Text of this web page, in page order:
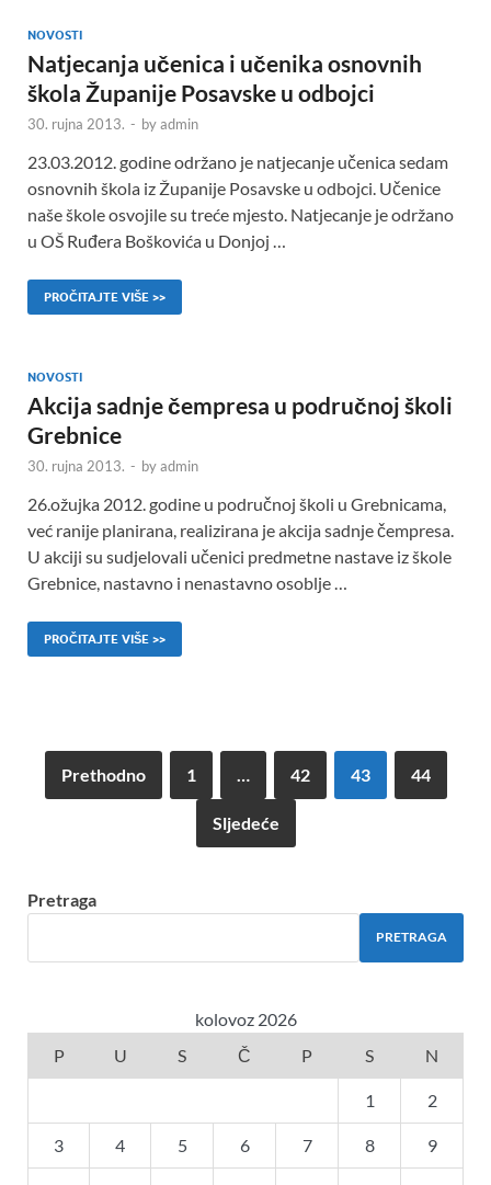
NOVOSTI
Natjecanja učenica i učenika osnovnih
škola Županije Posavske u odbojci
30. rujna 2013. - byadmin
23.03.2012. godine održano je natjecanje učenica sedam
osnovnih škola iz Županije Posavske u odbojci. Učenice
naše škole osvojile su treće mjesto. Natjecanje je održano
u OŠ Ruđera Boškovića u Donjoj …
PROČITAJTE VIŠE >>
NOVOSTI
Akcija sadnje čempresa u područnoj školi
Grebnice
30. rujna 2013. - byadmin
26.ožujka 2012. godine u područnoj školi u Grebnicama,
već ranije planirana, realizirana je akcija sadnje čempresa.
U akciji su sudjelovali učenici predmetne nastave iz škole
Grebnice, nastavno i nenastavno osoblje …
PROČITAJTE VIŠE >>
Prethodno 1 42 43 44
Sljedeće
Pretraga
PRETRAGA
kolovoz 2026
P
U S Č P S N
1 2
3 4 5 6 7 8 9